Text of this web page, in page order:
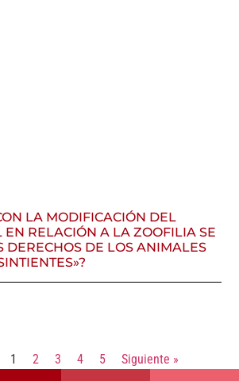
LA MODIFICACIÓN DEL
EN RELACIÓN A LA ZOOFILIA SE
DERECHOS DE LOS ANIMALES
1 2 3 4 5 Siguiente »